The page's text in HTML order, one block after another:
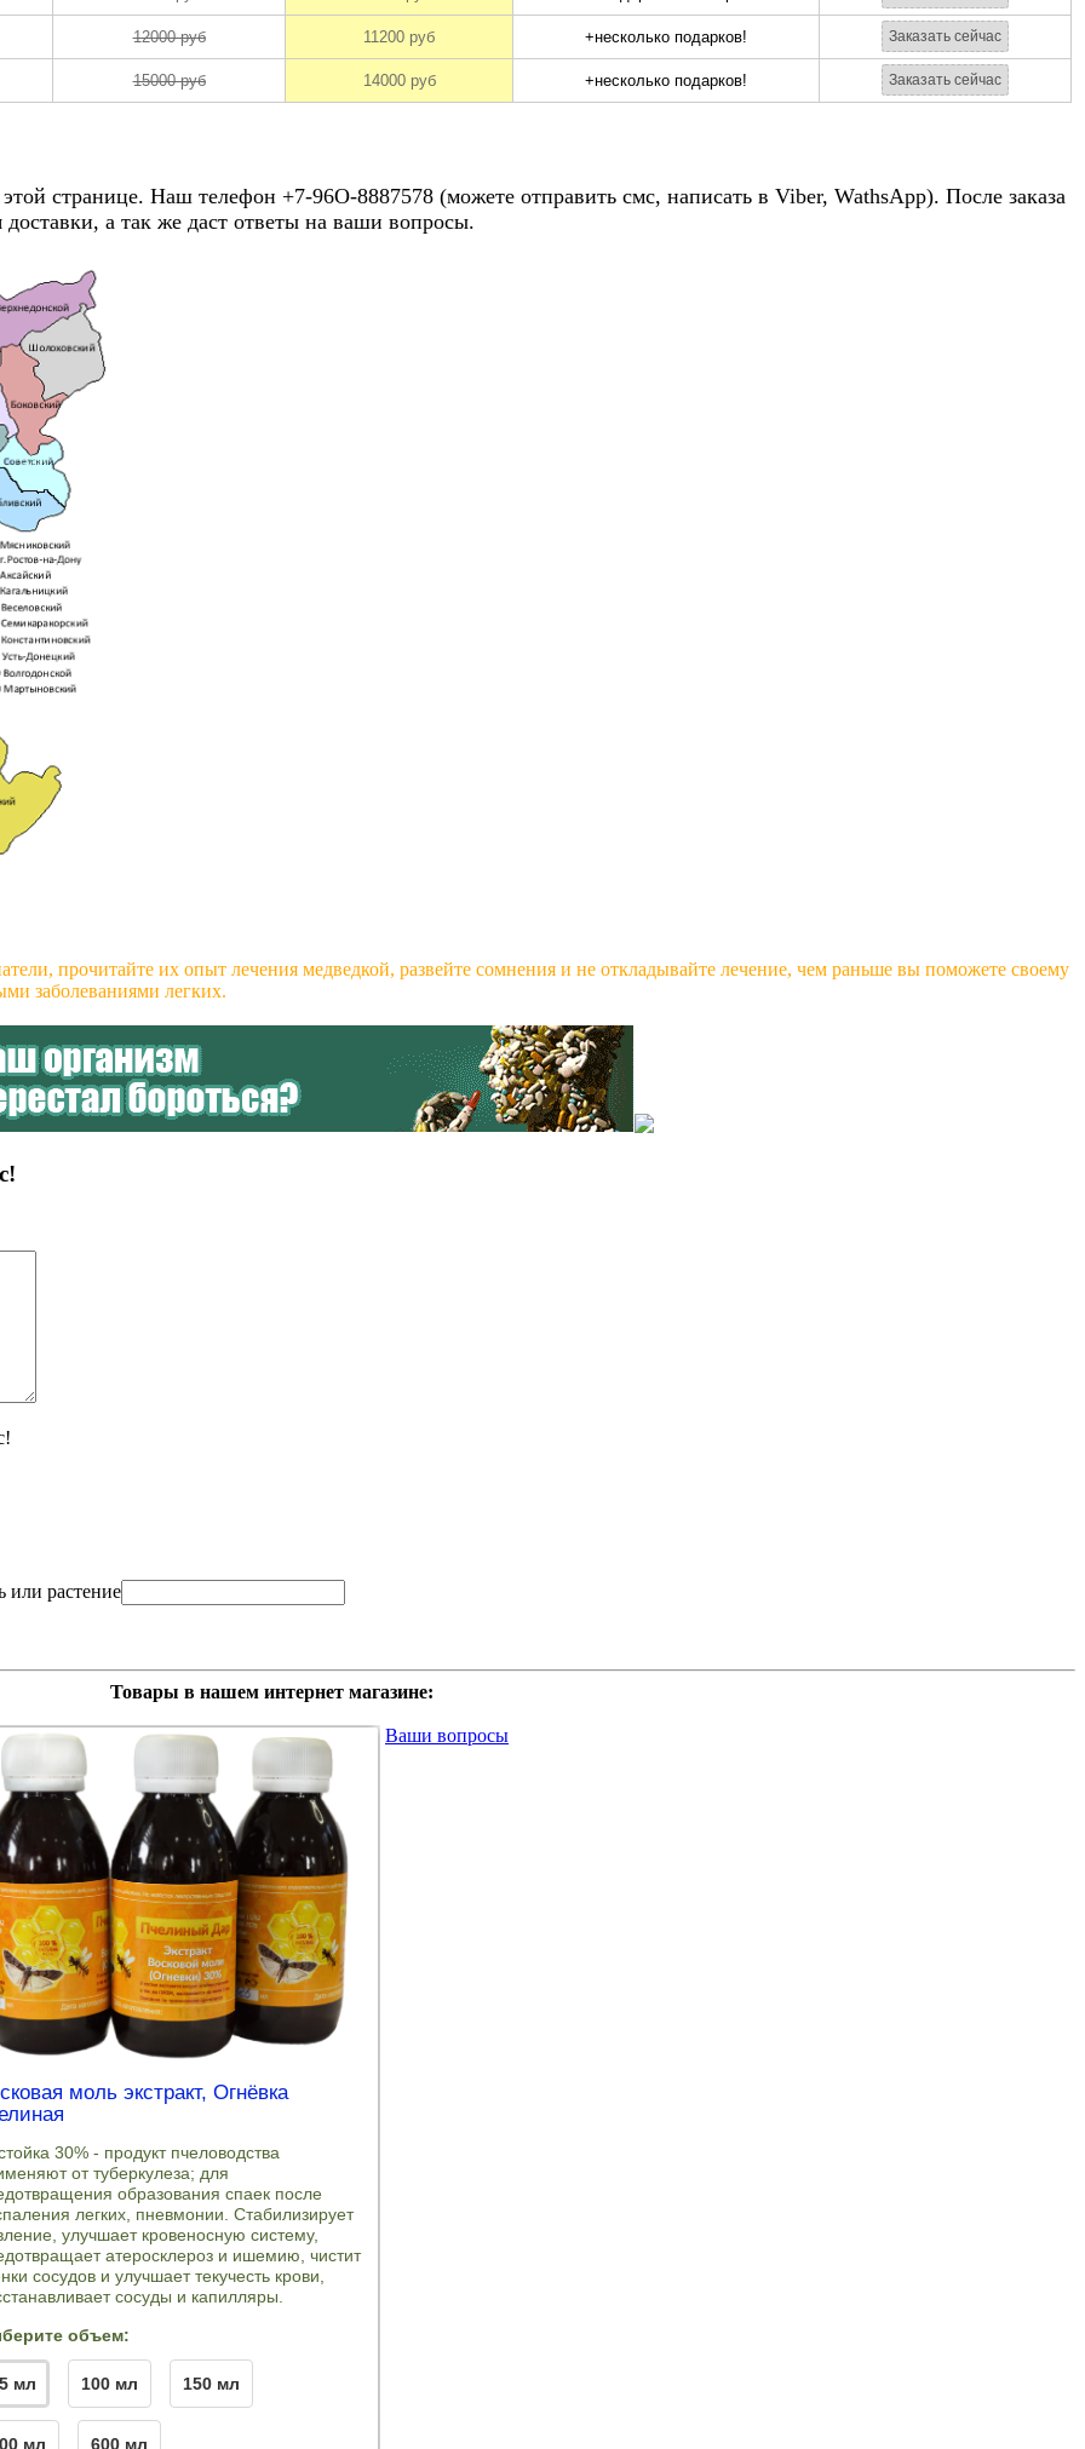
в сутавах
странице. Наш телефон +7-96О-8887578 (можете отправить смс, написать в Viber, WathsApp). После заказа
а так же даст ответы на ваши вопросы.
прочитайте их опыт лечения медведкой, развейте сомнения и не откладывайте лечение, чем раньше вы поможете своему
заболеваниями легких.
или растение
Товары в нашем интернет магазине:
Ваши вопросы